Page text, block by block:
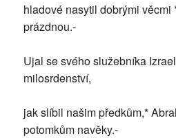
hladové nasytil dobrými věcmi
prázdnou.-
Ujal se svého služebníka
milosrdenství,
jak slíbil našim předkům,*
potomkům navěky.-